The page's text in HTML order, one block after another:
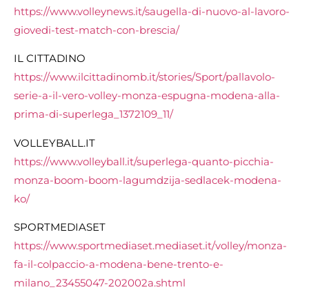
https://www.volleynews.it/saugella-di-nuovo-al-lavoro-
giovedi-test-match-con-brescia/
IL CITTADINO
https://www.ilcittadinomb.it/stories/Sport/pallavolo-
serie-a-il-vero-volley-monza-espugna-modena-alla-
prima-di-superlega_1372109_11/
VOLLEYBALL.IT
https://www.volleyball.it/superlega-quanto-picchia-
monza-boom-boom-lagumdzija-sedlacek-modena-
ko/
SPORTMEDIASET
https://www.sportmediaset.mediaset.it/volley/monza-
fa-il-colpaccio-a-modena-bene-trento-e-
milano_23455047-202002a.shtml